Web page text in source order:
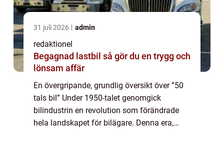
31 juli 2026 admin
redaktionel
Begagnad lastbil så gör du en trygg och
lönsam affär
En övergripande, grundlig översikt över ”50
tals bil” Under 1950-talet genomgick
bilindustrin en revolution som förändrade
hela landskapet för bilägare. Denna era,